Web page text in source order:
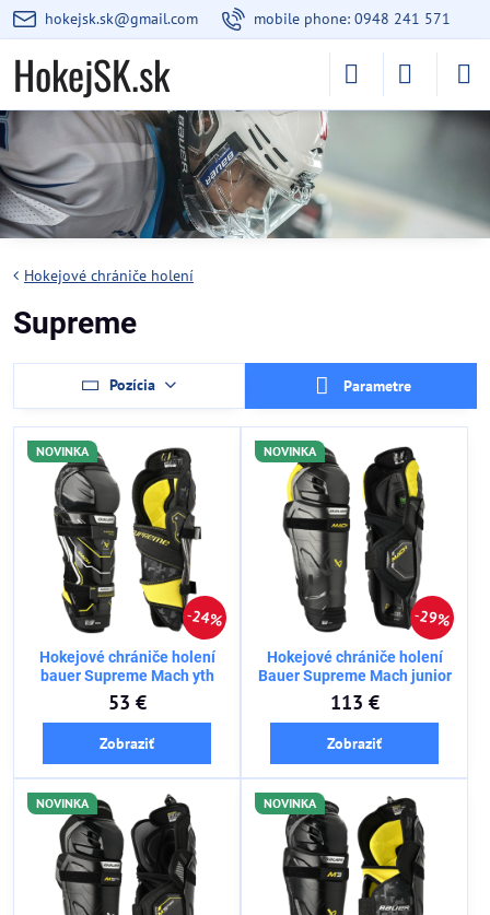
hokejsk.sk@gmail.com mobile phone: 0948 241 571
HokejSK.sk
Hokejové chrániče holení
Supreme
Pozícia Parametre
24%
NOVINKA
Hokejové chrániče holení
bauer Supreme Mach yth
53 €
Zobraziť
29%
NOVINKA
Hokejové chrániče holení
Bauer Supreme Mach junior
113 €
Zobraziť
NOVINKA NOVINKA